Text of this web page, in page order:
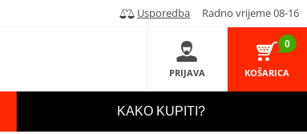
Usporedba Radno vrijeme 08-16
PRIJAVA
0
KOŠARICA
KAKO KUPITI?